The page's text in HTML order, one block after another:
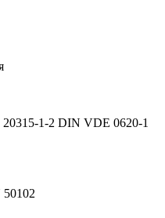
1-2 DIN VDE 0620-1
50102